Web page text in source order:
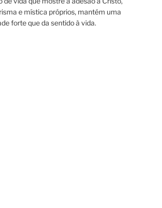
e mística próprios, mantém uma
forte que da sentido à vida.